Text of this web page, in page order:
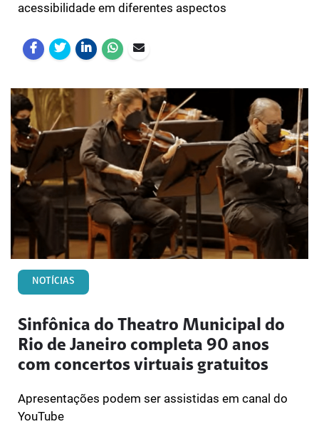
acessibilidade em diferentes aspectos
NOTÍCIAS
Sinfônica do Theatro Municipal do
Rio de Janeiro completa 90 anos
com concertos virtuais gratuitos
Apresentações podem ser assistidas em canal do
YouTube